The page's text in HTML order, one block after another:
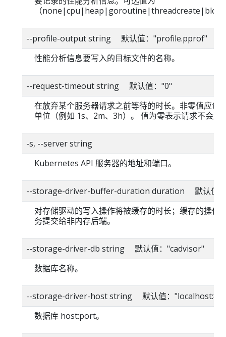
（
--profile-output string 默认值："profile.pprof"
性能分析信息要写入的目标文件的名称。
--request-timeout string 默认值："0"
在放弃某个服务器请求之前等待的时长。非零值应包
单位（例如 1s、2m、3h）。 值为零表示请求不会超
-s, --server string
Kubernetes API 服务器的地址和端口。
--storage-driver-buffer-duration duration 默认值
对存储驱动的写入操作将被缓存的时长；缓存的操作
务提交给非内存后端。
--storage-driver-db string 默认值："cadvisor"
数据库名称。
--storage-driver-host string 默认值：
数据库 host:port。